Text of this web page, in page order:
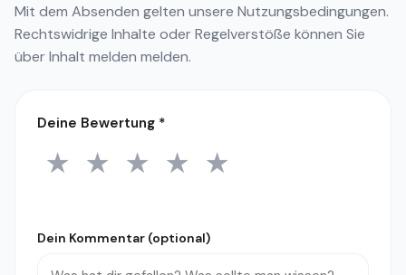
Mit dem Absenden gelten unsere Nutzungsbedingungen.
Rechtswidrige Inhalte oder Regelverstöße können Sie
überInhalt melden melden.
Deine Bewertung *
1 Stern
★ 2 Sterne
★ 3 Sterne
★ 4 Sterne
★ 5 Sterne
★
Dein Kommentar (optional)